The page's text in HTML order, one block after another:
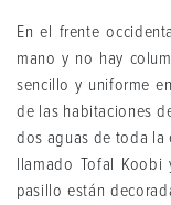
En el frente
mano y no hay
sencillo y uniforme
de las habitaciones
dos aguas de toda la
llamado Tofal Koobi
pasillo están